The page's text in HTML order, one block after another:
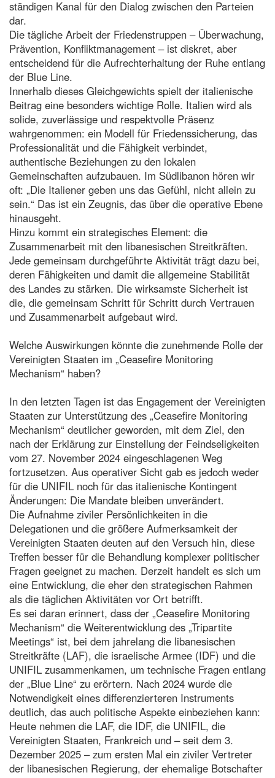
ständigen Kanal für den Dialog zwischen den Parteien
dar.
Die tägliche Arbeit der Friedenstruppen – Überwachung,
Prävention, Konfliktmanagement – ist diskret, aber
entscheidend für die Aufrechterhaltung der Ruhe entlang
der Blue Line.
Innerhalb dieses Gleichgewichts spielt der italienische
Beitrag eine besonders wichtige Rolle. Italien wird als
solide, zuverlässige und respektvolle Präsenz
wahrgenommen: ein Modell für Friedenssicherung, das
Professionalität und die Fähigkeit verbindet,
authentische Beziehungen zu den lokalen
Gemeinschaften aufzubauen. Im Südlibanon hören wir
oft: „Die Italiener geben uns das Gefühl, nicht allein zu
sein.“ Das ist ein Zeugnis, das über die operative Ebene
hinausgeht.
Hinzu kommt ein strategisches Element: die
Zusammenarbeit mit den libanesischen Streitkräften.
Jede gemeinsam durchgeführte Aktivität trägt dazu bei,
deren Fähigkeiten und damit die allgemeine Stabilität
des Landes zu stärken. Die wirksamste Sicherheit ist
die, die gemeinsam Schritt für Schritt durch Vertrauen
und Zusammenarbeit aufgebaut wird.
Welche Auswirkungen könnte die zunehmende Rolle der
Vereinigten Staaten im „Ceasefire Monitoring
Mechanism“ haben?
In den letzten Tagen ist das Engagement der Vereinigten
Staaten zur Unterstützung des „Ceasefire Monitoring
Mechanism“ deutlicher geworden, mit dem Ziel, den
nach der Erklärung zur Einstellung der Feindseligkeiten
vom 27. November 2024 eingeschlagenen Weg
fortzusetzen. Aus operativer Sicht gab es jedoch weder
für die UNIFIL noch für das italienische Kontingent
Änderungen: Die Mandate bleiben unverändert.
Die Aufnahme ziviler Persönlichkeiten in die
Delegationen und die größere Aufmerksamkeit der
Vereinigten Staaten deuten auf den Versuch hin, diese
Treffen besser für die Behandlung komplexer politischer
Fragen geeignet zu machen. Derzeit handelt es sich um
eine Entwicklung, die eher den strategischen Rahmen
als die täglichen Aktivitäten vor Ort betrifft.
Es sei daran erinnert, dass der „Ceasefire Monitoring
Mechanism“ die Weiterentwicklung des „Tripartite
Meetings“ ist, bei dem jahrelang die libanesischen
Streitkräfte (LAF), die israelische Armee (IDF) und die
UNIFIL zusammenkamen, um technische Fragen entlang
der „Blue Line“ zu erörtern. Nach 2024 wurde die
Notwendigkeit eines differenzierteren Instruments
deutlich, das auch politische Aspekte einbeziehen kann:
Heute nehmen die LAF, die IDF, die UNIFIL, die
Vereinigten Staaten, Frankreich und – seit dem 3.
Dezember 2025 – zum ersten Mal ein ziviler Vertreter
der libanesischen Regierung, der ehemalige Botschafter